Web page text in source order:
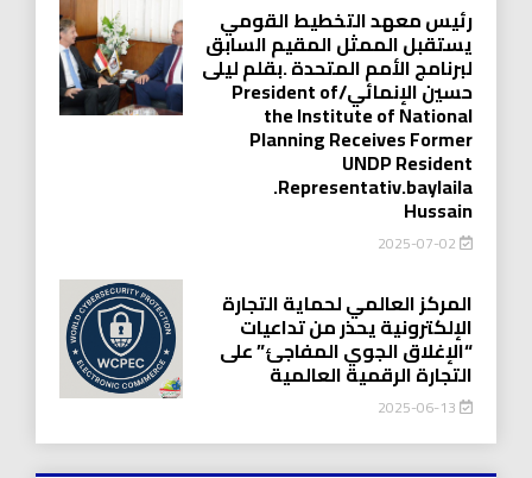
رئيس معهد التخطيط القومي
يستقبل الممثل المقيم السابق
لبرنامج الأمم المتحدة .بقلم ليلى
حسين الإنمائي/President of
the Institute of National
Planning Receives Former
UNDP Resident
.Representativ.baylaila
Hussain
2025-07-02
المركز العالمي لحماية التجارة
الإلكترونية يحذر من تداعيات
“الإغلاق الجوي المفاجئ” على
التجارة الرقمية العالمية
2025-06-13